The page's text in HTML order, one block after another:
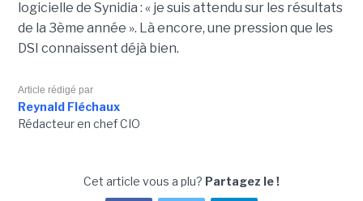
logicielle de Synidia : « je suis attendu sur les résultats
de la 3ème année ». Là encore, une pression que les
DSI connaissent déjà bien.
Article rédigé par
Reynald Fléchaux
Rédacteur en chef CIO
Cet article vous a plu? Partagez le !